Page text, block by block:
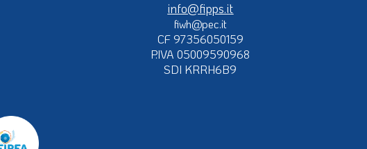
info@fipps.it
fiwh@pec.it
CF 97356050159
P.IVA 05009590968
SDI KRRH6B9